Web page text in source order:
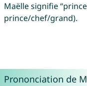
Maëlle signifie
prince/chef/grand).
Prononciation de